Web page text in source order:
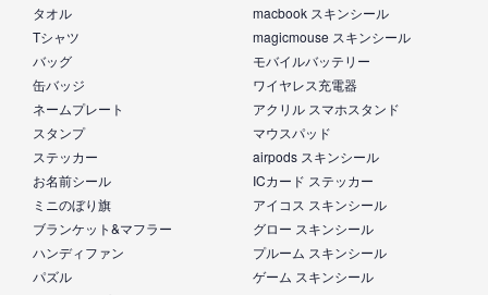
タオル
Tシャツ
バッグ
缶バッジ
ネームプレート
スタンプ
ステッカー
お名前シール
ミニのぼり旗
ブランケット&マフラー
ハンディファン
パズル
macbook スキンシール
magicmouse スキンシール
モバイルバッテリー
ワイヤレス充電器
アクリル スマホスタンド
マウスパッド
airpods スキンシール
ICカード ステッカー
アイコス スキンシール
グロー スキンシール
プルーム スキンシール
ゲーム スキンシール